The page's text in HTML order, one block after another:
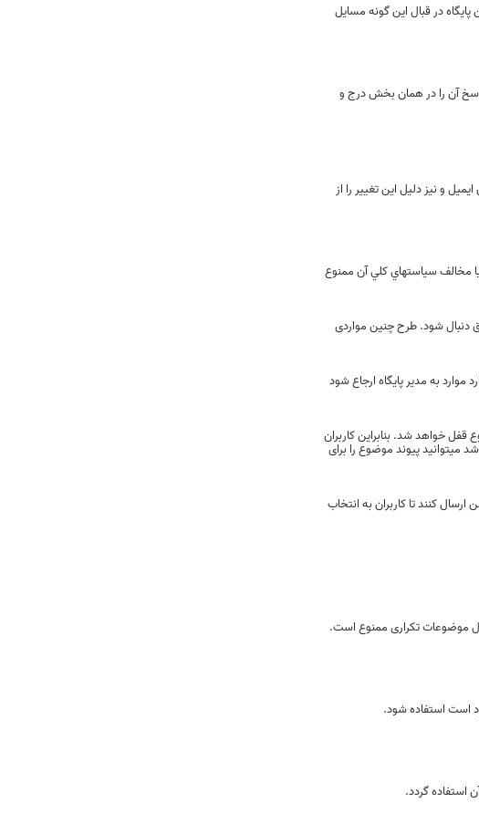
در قبال اين گونه مسايل
آن را در همان بخش درج و
و نیز دلیل این تغییر را از
مخالف سياستهاي کلي آن ممنوع
دنبال شود. طرح چنین مواردی
به مدیر پایگاه ارجاع شود
خواهد شد. بنابراین کاربران
پیوند موضوع را برای
کنند تا کاربران به انتخاب
موضوعات تکراری ممنوع است.
استفاده گردد.